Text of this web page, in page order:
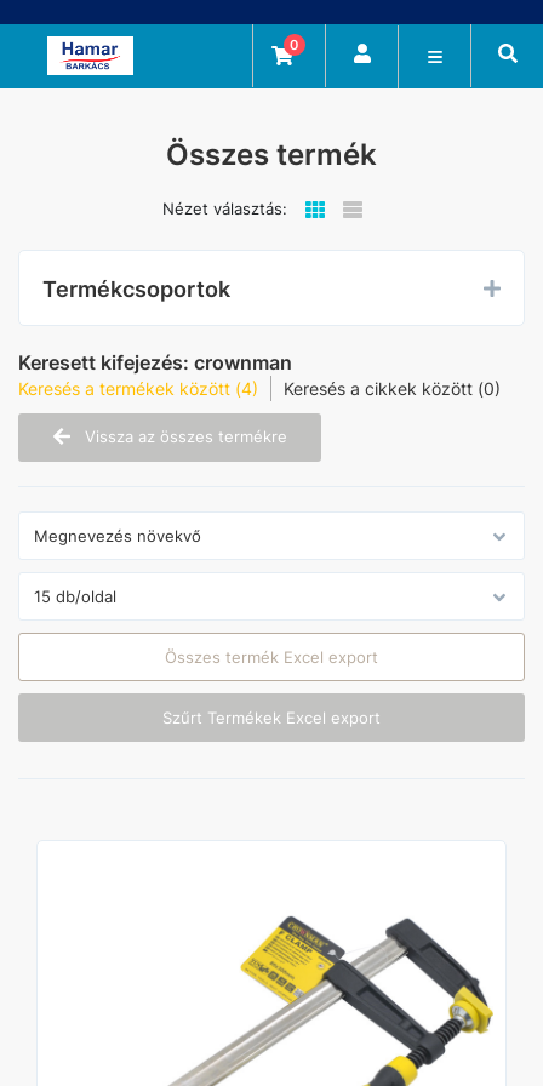
0
Összes termék
Nézet választás:
Termékcsoportok
Keresett kifejezés: crownman
Keresés a termékek között (4) Keresés a cikkek között (0)
Vissza az összes termékre
Összes termék Excel export
Szűrt Termékek Excel export